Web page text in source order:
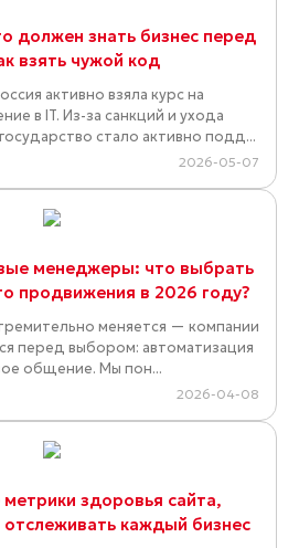
должен знать бизнес перед
взять чужой код
активно взяла курс на
в IT. Из-за санкций и ухода
стало активно подд...
2026-05-07
менеджеры: что выбрать
продвижения в 2026 году?
меняется — компании
перед выбором: автоматизация
общение. Мы пон...
2026-04-08
здоровья сайта,
каждый бизнес